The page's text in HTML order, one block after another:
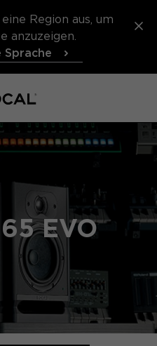
Region aus, um
anzuzeigen.
Sprache
EVO